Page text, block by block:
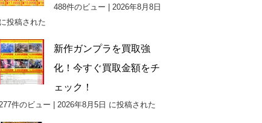
488件のビュー
2026年8月8日
に投稿された
新作ガンプラを買取強
化！今すぐ買取金額をチ
ェック！
277件のビュー 2026年8月5日 に投稿された